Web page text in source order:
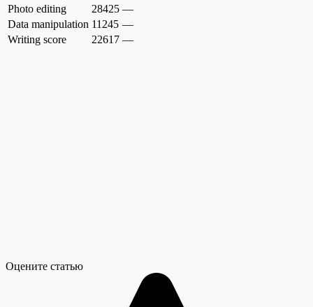
Photo editing
28425 —
Data manipulation 11245 —
Writing score
22617 —
Оцените статью